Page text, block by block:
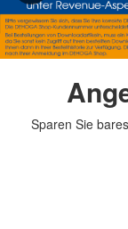
Previous
Sparen Sie